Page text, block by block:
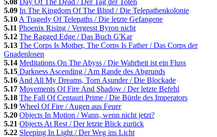
5.09 In The Kingdom Of The Blind / Die Telepathenkolonie
5.10 A Tragedy Of Telepaths / Die letzte Gefangene
5.11 Phoenix Rising / Vergesst Byron nicht
5.12 The Ragged Edge / Das Buch G'Kar
5.13 The Corps Is Mother, The Corps Is Father / Das Corps der
Gnadenlosen
5.14 Meditations On The Abyss / Die Wahrheit ist ein Fluss
5.15 Darkness Ascending / Am Rande des Abgrunds
5.16 And All My Dreams, Torn Asunder / Die Blockade
5.17 Movements Of Fire And Shadow / Der letzte Befehl
5.18 The Fall Of Centauri Prime / Die Bürde des Imperators
5.19 Wheel Of Fire / Augen aus Feuer
5.20 Objects In Motion / Wann, wenn nicht jetzt?
5.21 Objects At Rest / Der letzte Blick zurück
5.22 Sleeping In Light / Der Weg ins Licht